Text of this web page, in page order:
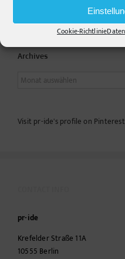
Cookie-Richtlinie
Archives
Archives
Visit pr-ide's profile on
pr-ide
Krefelder Straße 11A
10555 Berlin